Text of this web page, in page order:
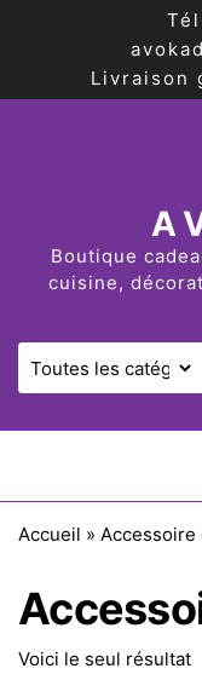
Livraison
Boutique
cuisine,
Accueil » Accessoire
Voici le seul résultat